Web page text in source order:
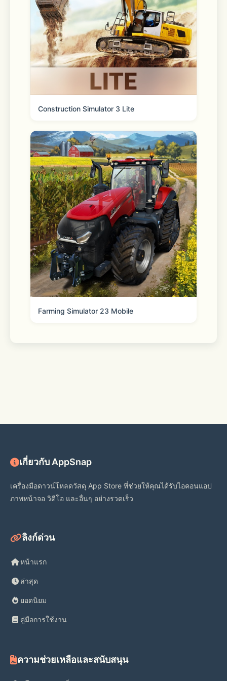
messages through Siri
* “KakaoTalk,” “Info Talk,” “Open
Chat,” “Face Talk,” etc., are registered
trademarks (®) and trademarks (™) of
Kakao Corp. ® and ™ symbols are
[KakaoTalk on social]
- Instagram:
- YouTube:
https://www.youtube.com/@Kakaobrandmedia
[Kakao Customer Service]
Construction Simulator 3 Lite
Farming Simulator 23 Mobile
เกี่ยวกับ AppSnap
เครื่องมือดาวน์โหลดวัสดุ App Store ที่ช่วยให้คุณได้รับไอคอนแอป
ภาพหน้าจอ วิดีโอ และอื่นๆ อย่างรวดเร็ว
ลิงก์ด่วน
หน้าแรก
ล่าสุด
ยอดนิยม
คู่มือการใช้งาน
ความช่วยเหลือและสนับสนุน